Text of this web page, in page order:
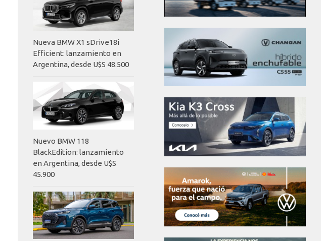
Nueva BMW X1 sDrive18i
Efficient: lanzamiento en
Argentina, desde U$S 48.500
Nuevo BMW 118
BlackEdition: lanzamiento
en Argentina, desde U$S
45.900